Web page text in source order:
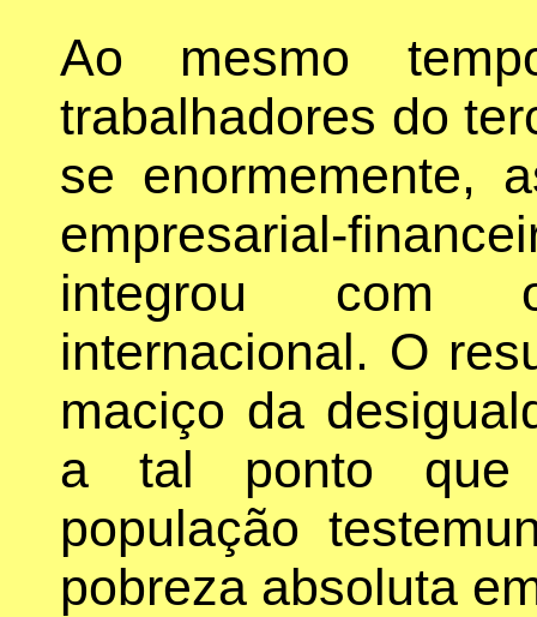
Ao mesmo
trabalhadores do
se enormemente,
empresarial-
integrou com
internacional. O
maciço da
a tal ponto que
população
pobreza absoluta